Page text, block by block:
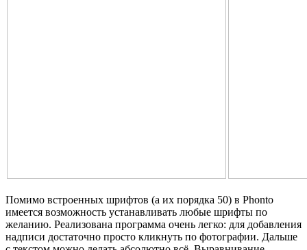
Помимо встроенных шрифтов (а их порядка 50) в Phonto
имеется возможность устанавливать любые шрифты по
желанию. Реализована программа очень легко: для добавления
надписи достаточно просто кликнуть по фотографии. Дальше